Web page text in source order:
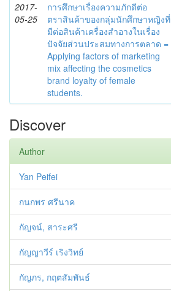
2017-
05-25
การศึกษาเรื่องความภักดีต่อ
ตราสินค้าของกลุ่มนักศึกษาหญิงที่
มีต่อสินค้าเครื่องสำอางในเรื่อง
ปัจจัยส่วนประสมทางการตลาด =
Applying factors of marketing
mix affecting the cosmetics
brand loyalty of female
students.
Discover
Author
Yan Peifei
กนกพร ศรีนาค
กัญจน์, สาระศรี
กัญญาวีร์ เริงวิทย์
กัญภร, กฤตสัมพันธ์